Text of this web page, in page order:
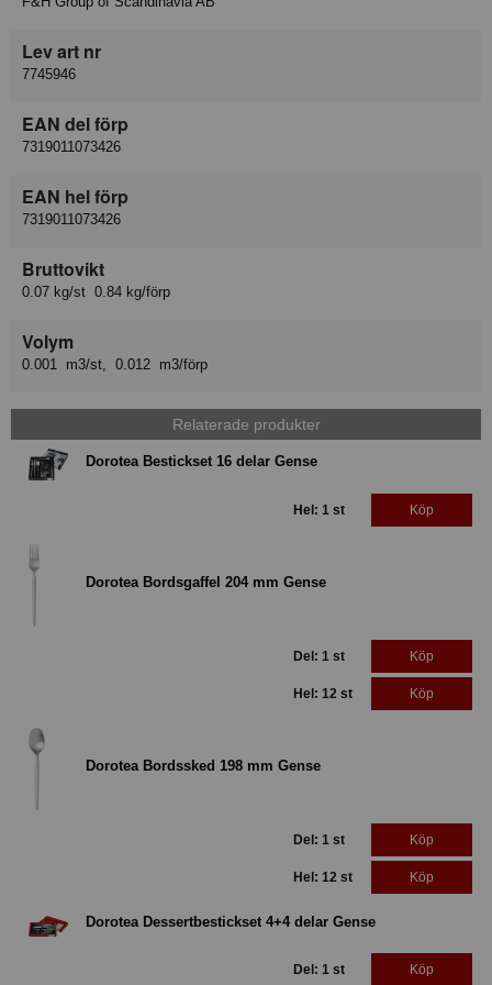
Lev art nr
7745946
EAN del förp
7319011073426
EAN hel förp
7319011073426
Bruttovikt
0.07 kg/st 0.84 kg/förp
Volym
0.001 m3/st, 0.012 m3/förp
Relaterade produkter
Dorotea Bestickset 16 delar Gense
Hel: 1 st Köp
Dorotea Bordsgaffel 204 mm Gense
Del: 1 st Köp
Hel: 12 st Köp
Dorotea Bordssked 198 mm Gense
Del: 1 st Köp
Hel: 12 st Köp
Dorotea Dessertbestickset 4+4 delar Gense
Del: 1 st Köp